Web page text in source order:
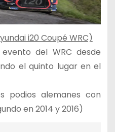
i20 Coupé WRC)
del WRC desde
el quinto lugar en el
podios alemanes con
en 2014 y 2016)